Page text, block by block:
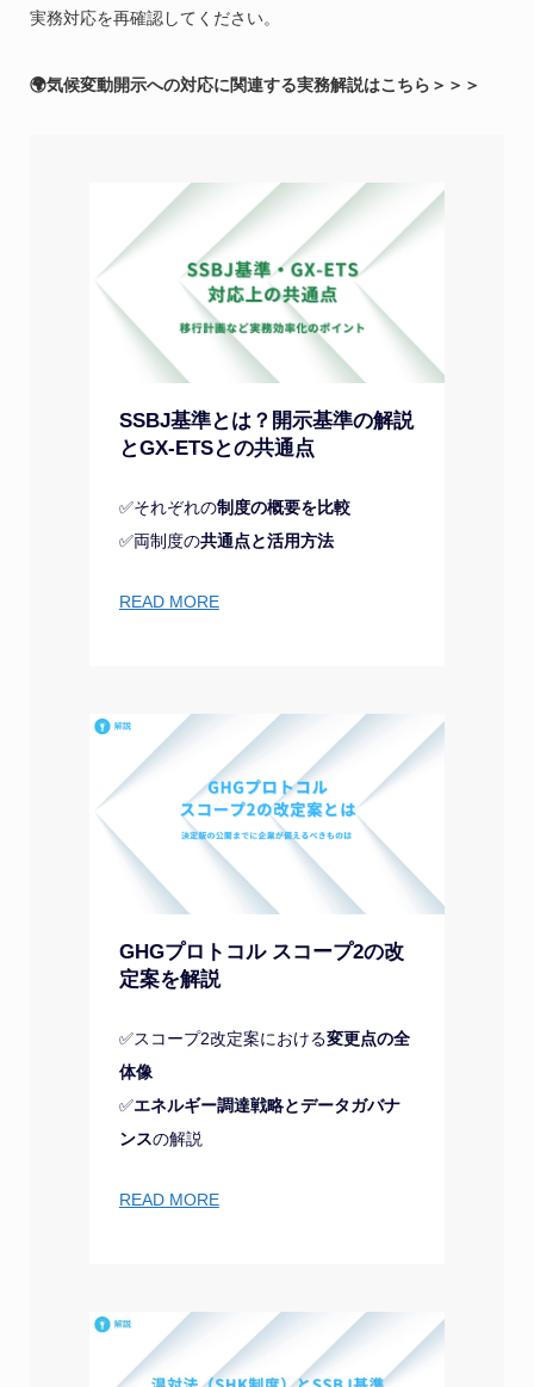
実務対応を再確認してください。
🌍気候変動開示への対応に関連する実務解説はこちら＞＞＞
SSBJ基準とは？開示基準の解説
とGX-ETSとの共通点
✅それぞれの制度の概要を比較
✅両制度の共通点と活用方法
READ MORE
GHGプロトコル スコープ2の改
定案を解説
✅スコープ2改定案における変更点の全
体像
✅エネルギー調達戦略とデータガバナ
ンスの解説
READ MORE